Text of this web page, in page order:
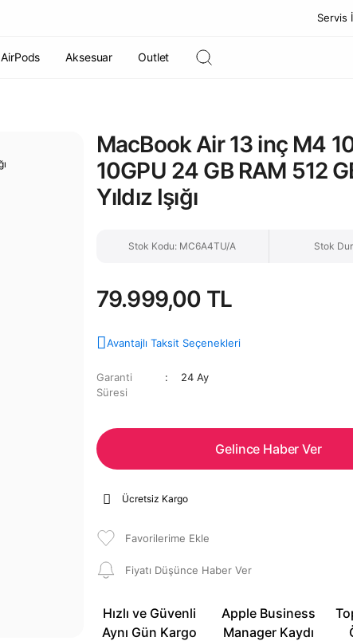
Servis
AirPods Aksesuar Outlet
MacBook Air 13 inç M4
10GPU 24 GB RAM 512
Yıldız Işığı
Stok Kodu: MC6A4TU/A Stok
79.999,00 TL
Avantajlı Taksit Seçenekleri
Garanti
Süresi
24 Ay
Gelince Haber Ver
Ücretsiz Kargo
Fiyatı Düşünce Haber Ver
Hızlı ve Güvenli
Aynı Gün Kargo
Apple Business
Manager Kaydı